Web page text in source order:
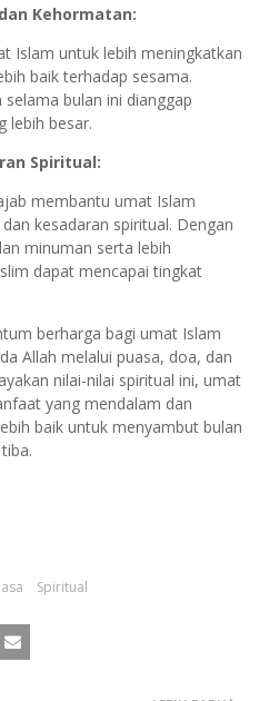
Kehormatan:
Islam untuk lebih meningkatkan
baik terhadap sesama.
bulan ini dianggap
lebih besar.
Spiritual:
membantu umat Islam
kesadaran spiritual. Dengan
minuman serta lebih
dapat mencapai tingkat
berharga bagi umat Islam
Allah melalui puasa, doa, dan
nilai-nilai spiritual ini, umat
yang mendalam dan
baik untuk menyambut bulan
Spiritual